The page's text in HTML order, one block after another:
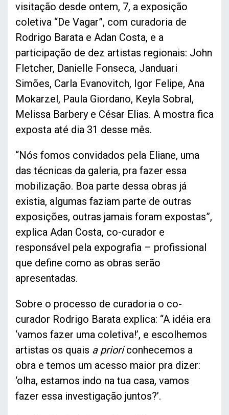
visitação desde ontem, 7, a exposição
coletiva “De Vagar”, com curadoria de
Rodrigo Barata e Adan Costa, e a
participação de dez artistas regionais: John
Fletcher, Danielle Fonseca, Janduari
Simões, Carla Evanovitch, Igor Felipe, Ana
Mokarzel, Paula Giordano, Keyla Sobral,
Melissa Barbery e César Elias. A mostra fica
exposta até dia 31 desse mês.
“Nós fomos convidados pela Eliane, uma
das técnicas da galeria, pra fazer essa
mobilização. Boa parte dessa obras já
existia, algumas faziam parte de outras
exposições, outras jamais foram expostas”,
explica Adan Costa, co-curador e
responsável pela expografia – profissional
que define como as obras serão
apresentadas.
Sobre o processo de curadoria o co-
curador Rodrigo Barata explica: “A idéia era
‘vamos fazer uma coletiva!’, e escolhemos
artistas os quais a prioriconhecemos a
obra e temos um acesso maior pra dizer:
‘olha, estamos indo na tua casa, vamos
fazer essa investigação juntos?’.